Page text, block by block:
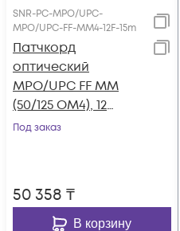
SNR-PC-MPO/UPC-
MPO/UPC-FF-MM4-12F-15m
Патчкорд
оптический
MPO/UPC FF MM
(50/125 OM4), 12
волокон, 15 метров
Под заказ
50 358 ₸
В корзину